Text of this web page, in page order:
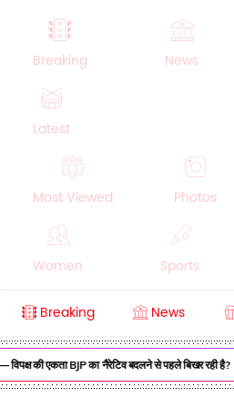
Breaking News
Latest
Most Viewed Photos
Women Sports
Crime
Breaking News
की एकता BJP का नैरेटिव बदलने से पहले बिखर रही है?